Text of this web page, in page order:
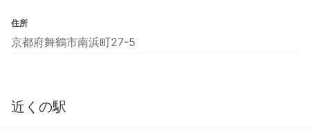
住所
京都府舞鶴市南浜町27-5
近くの駅